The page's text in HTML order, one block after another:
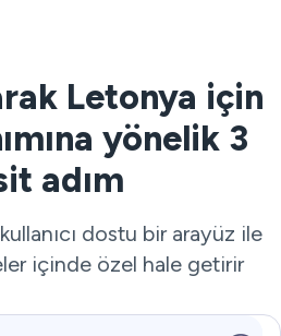
Letonya için
yönelik 3
adım
dostu bir arayüz ile
içinde özel hale getirir